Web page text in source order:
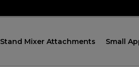
Stand Mixer Attachments Small